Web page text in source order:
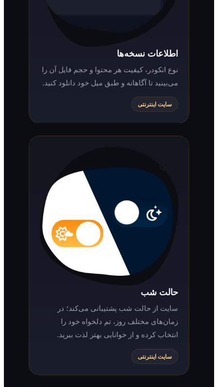
اطلاعات نسخه‌ها
نوع انکودر، کیفیت هر محتوا و حجم فایل آن را
می‌بینید تا آگاهانه و طبق میل خود دانلود کنید.
سایت اینترنتی
حالت شب
سایت از حالت شب پشتیبانی می‌کند؛ در
زمان‌های مختلف روز، تم دلخواه خود را
انتخاب کرده و از خوانایی بهتر لذت ببرید.
سایت اینترنتی